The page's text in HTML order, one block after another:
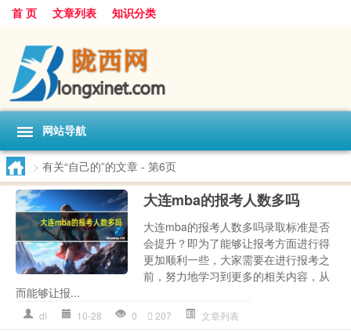
首 页 文章列表 知识分类
网站导航
> 有关“自己的”的文章 - 第6页
大连mba的报考人数多吗
大连mba的报考人数多吗录取标准是否
会提升？即为了能够让报考方面进行得
更加顺利一些，大家需要在进行报考之
前，努力地学习到更多的相关内容，从
而能够让报...
dl 10-28 0 207 文章列表